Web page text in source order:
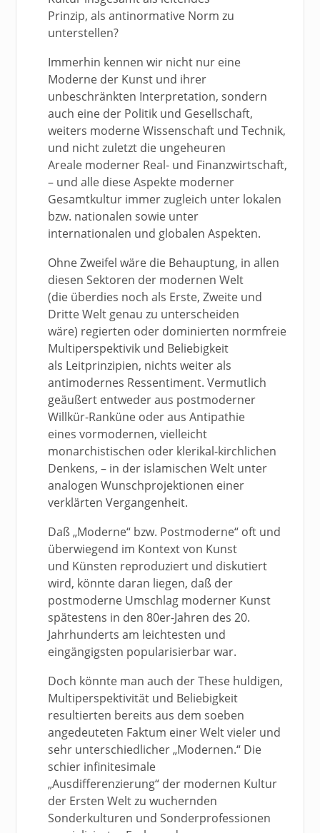
Prinzip, als antinormative Norm zu
unterstellen?
Immerhin kennen wir nicht nur eine
Moderne der Kunst und ihrer
unbeschränkten Interpretation, sondern
auch eine der Politik und Gesellschaft,
weiters moderne Wissenschaft und Technik,
und nicht zuletzt die ungeheuren
Areale moderner Real- und Finanzwirtschaft,
– und alle diese Aspekte moderner
Gesamtkultur immer zugleich unter lokalen
bzw. nationalen sowie unter
internationalen und globalen Aspekten.
Ohne Zweifel wäre die Behauptung, in allen
diesen Sektoren der modernen Welt
(die überdies noch als Erste, Zweite und
Dritte Welt genau zu unterscheiden
wäre) regierten oder dominierten normfreie
Multiperspektivik und Beliebigkeit
als Leitprinzipien, nichts weiter als
antimodernes Ressentiment. Vermutlich
geäußert entweder aus postmoderner
Willkür-Ranküne oder aus Antipathie
eines vormodernen, vielleicht
monarchistischen oder klerikal-kirchlichen
Denkens, – in der islamischen Welt unter
analogen Wunschprojektionen einer
verklärten Vergangenheit.
Daß „Moderne“ bzw. Postmoderne“ oft und
überwiegend im Kontext von Kunst
und Künsten reproduziert und diskutiert
wird, könnte daran liegen, daß der
postmoderne Umschlag moderner Kunst
spätestens in den 80er-Jahren des 20.
Jahrhunderts am leichtesten und
eingängigsten popularisierbar war.
Doch könnte man auch der These huldigen,
Multiperspektivität und Beliebigkeit
resultierten bereits aus dem soeben
angedeuteten Faktum einer Welt vieler und
sehr unterschiedlicher „Modernen.“ Die
schier infinitesimale
„Ausdifferenzierung“ der modernen Kultur
der Ersten Welt zu wuchernden
Sonderkulturen und Sonderprofessionen